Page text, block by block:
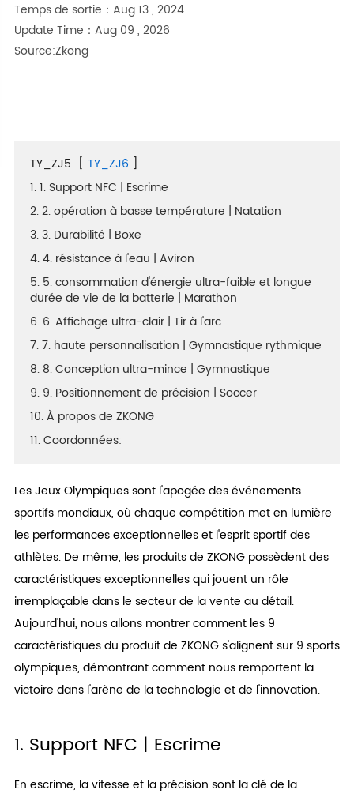
Temps de sortie：Aug 13 , 2024
Update Time：Aug 09 , 2026
Source:Zkong
TY_ZJ5 [ TY_ZJ6 ]
1. 1. Support NFC | Escrime
2. 2. opération à basse température | Natation
3. 3. Durabilité | Boxe
4. 4. résistance à l'eau | Aviron
5. 5. consommation d'énergie ultra-faible et longue
durée de vie de la batterie | Marathon
6. 6. Affichage ultra-clair | Tir à l'arc
7. 7. haute personnalisation | Gymnastique rythmique
8. 8. Conception ultra-mince | Gymnastique
9. 9. Positionnement de précision | Soccer
10. À propos de ZKONG
11. Coordonnées:
Les Jeux Olympiques sont l'apogée des événements
sportifs mondiaux, où chaque compétition met en lumière
les performances exceptionnelles et l'esprit sportif des
athlètes. De même, les produits de ZKONG possèdent des
caractéristiques exceptionnelles qui jouent un rôle
irremplaçable dans le secteur de la vente au détail.
Aujourd'hui, nous allons montrer comment les 9
caractéristiques du produit de ZKONG s'alignent sur 9 sports
olympiques, démontrant comment nous remportent la
victoire dans l'arène de la technologie et de l'innovation.
1. Support NFC | Escrime
En escrime, la vitesse et la précision sont la clé de la